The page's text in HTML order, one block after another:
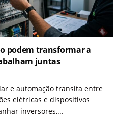
podem transformar a
juntas
e automação transita entre
elétricas e dispositivos
inversores,...